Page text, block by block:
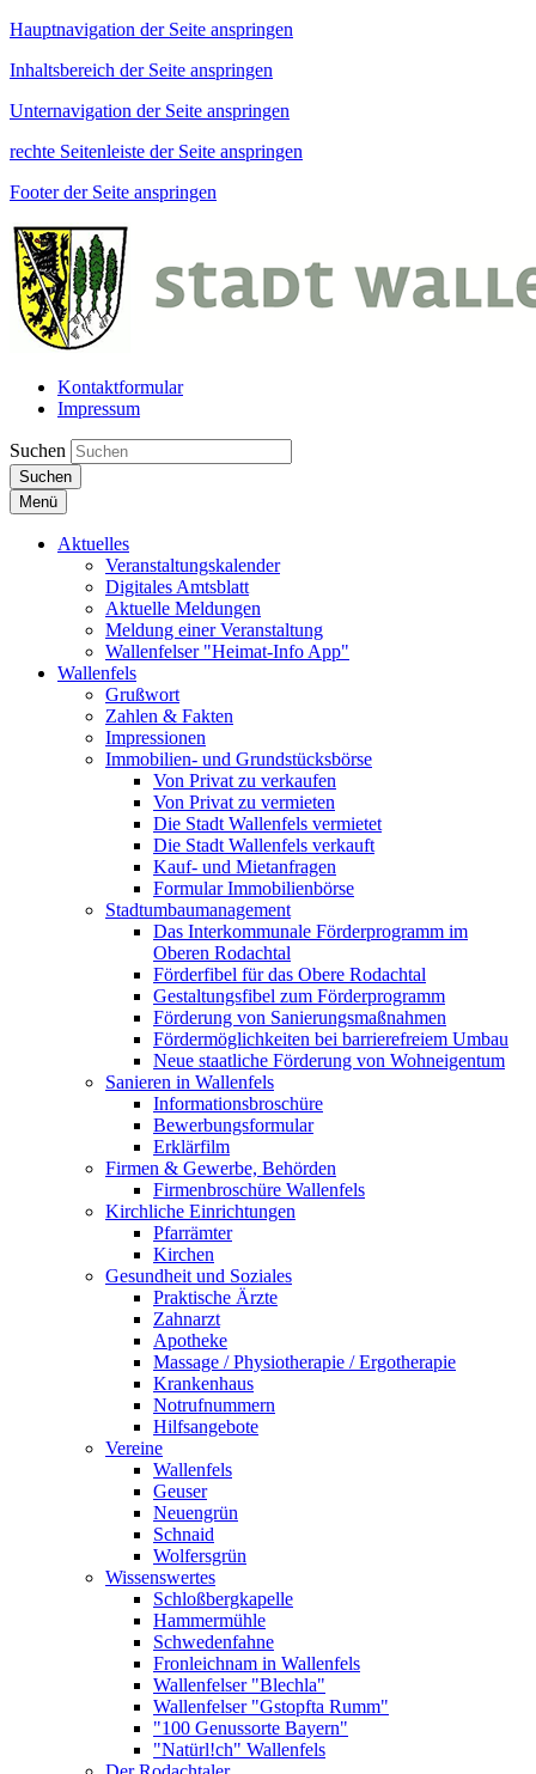
Hauptnavigation der Seite anspringen
Inhaltsbereich der Seite anspringen
Unternavigation der Seite anspringen
rechte Seitenleiste der Seite anspringen
Footer der Seite anspringen
Kontaktformular
Impressum
Suchen
Suchen
Menü
Aktuelles
Veranstaltungskalender
Digitales Amtsblatt
Aktuelle Meldungen
Meldung einer Veranstaltung
Wallenfelser "Heimat-Info App"
Wallenfels
Grußwort
Zahlen & Fakten
Impressionen
Immobilien- und Grundstücksbörse
Von Privat zu verkaufen
Von Privat zu vermieten
Die Stadt Wallenfels vermietet
Die Stadt Wallenfels verkauft
Kauf- und Mietanfragen
Formular Immobilienbörse
Stadtumbaumanagement
Das Interkommunale Förderprogramm im
Oberen Rodachtal
Förderfibel für das Obere Rodachtal
Gestaltungsfibel zum Förderprogramm
Förderung von Sanierungsmaßnahmen
Fördermöglichkeiten bei barrierefreiem Umbau
Neue staatliche Förderung von Wohneigentum
Sanieren in Wallenfels
Informationsbroschüre
Bewerbungsformular
Erklärfilm
Firmen & Gewerbe, Behörden
Firmenbroschüre Wallenfels
Kirchliche Einrichtungen
Pfarrämter
Kirchen
Gesundheit und Soziales
Praktische Ärzte
Zahnarzt
Apotheke
Massage / Physiotherapie / Ergotherapie
Krankenhaus
Notrufnummern
Hilfsangebote
Vereine
Wallenfels
Geuser
Neuengrün
Schnaid
Wolfersgrün
Wissenswertes
Schloßbergkapelle
Hammermühle
Schwedenfahne
Fronleichnam in Wallenfels
Wallenfelser "Blechla"
Wallenfelser "Gstopfta Rumm"
"100 Genussorte Bayern"
"Natürl!ch" Wallenfels